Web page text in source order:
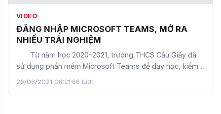
VIDEO
ĐĂNG NHẬP MICROSOFT TEAMS, MỞ RA
NHIỀU TRẢI NGHIỆM
Từ năm học 2020-2021, trường THCS Cầu Giấy đã
sử dụng phần mềm Microsoft Teams để dạy học, kiểm
tra và…
26/08/2021 08:21·86 lượt